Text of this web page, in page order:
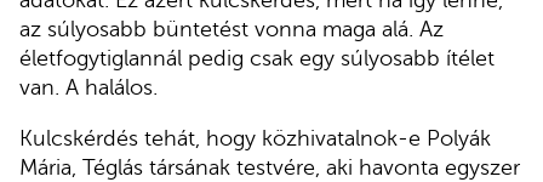
az súlyosabb büntetést vonna maga alá. Az
életfogytiglannál pedig csak egy súlyosabb ítélet
van. A halálos.
Kulcskérdés tehát, hogy közhivatalnok-e Polyák
Mária, Téglás társának testvére, aki havonta egyszer